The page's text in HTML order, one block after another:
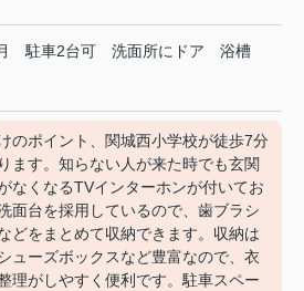
駐車2台可 洗面所にドア 浴槽
のポイント、関城西小学校が徒歩7分
ます。知らない人が来た時でも玄関
なくなるTVインターホンが付いてお
面台を採用しているので、歯ブラシ
どをまとめて収納できます。収納は
ューズボックスなど豊富なので、衣
理がしやすく便利です。駐車スペー